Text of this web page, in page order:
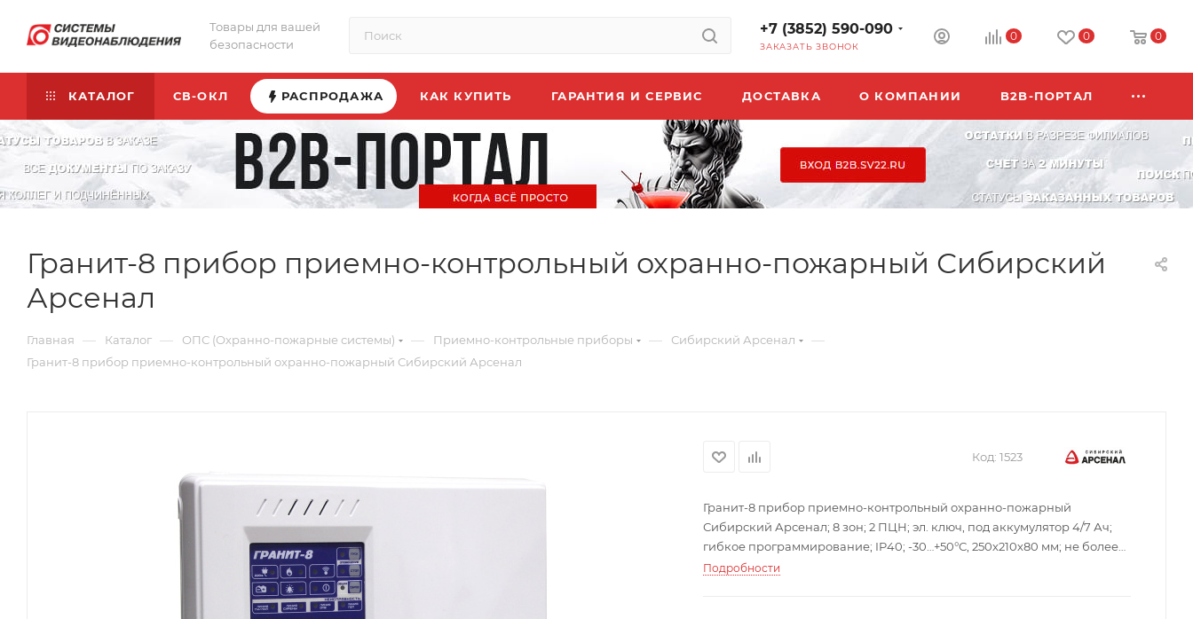
Товары для вашей
безопасности
+7 (3852) 590-090
ЗАКАЗАТЬ ЗВОНОК
0 0 0
КАТАЛОГ СВ-ОКЛ РАСПРОДАЖА КАК КУПИТЬ ГАРАНТИЯ И СЕРВИС ДОСТАВКА О КОМПАНИИ B2B-ПОРТАЛ
Гранит-8 прибор приемно-контрольный охранно-пожарный Сибирский
Арсенал
Главная — Каталог — ОПС (Охранно-пожарные системы) — Приемно-контрольные приборы — Сибирский Арсенал —
Гранит-8 прибор приемно-контрольный охранно-пожарный Сибирский Арсенал
Код: 1523
Гранит-8 прибор приемно-контрольный охранно-пожарный
Сибирский Арсенал; 8 зон; 2 ПЦН; эл. ключ, под аккумулятор 4/7 Ач;
гибкое программирование; IP40; -30…+50°С, 250х210х80 мм; не более
700 г.
Подробности